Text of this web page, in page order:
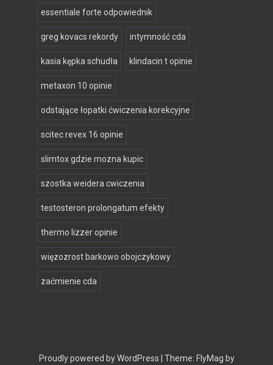
essentiale forte odpowiednik
greg kovacs rekordy intymność cda
kasia kępka schudła klindacin t opinie
metaxon 10 opinie
odstające łopatki ćwiczenia korekcyjne
scitec revex 16 opinie
slimtox gdzie mozna kupic
szostka weidera cwiczenia
testosteron prolongatum efekty
thermo lizzer opinie
więzozrost barkowo obojczykowy
zaćmienie cda
Proudly powered by WordPress Theme: FlyMag by